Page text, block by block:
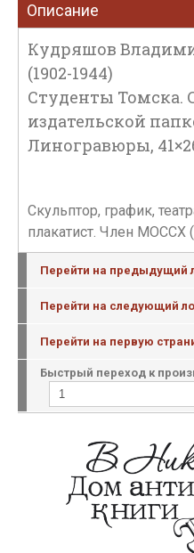
Описание
Кудряшов
(1902-1944)
Студенты Томска.
издательской
Линогравюры,
Скульптор, график,
плакатист. Член МОССХ
Перейти на предыдущий
Перейти на следующий
Перейти на первую
Быстрый переход к